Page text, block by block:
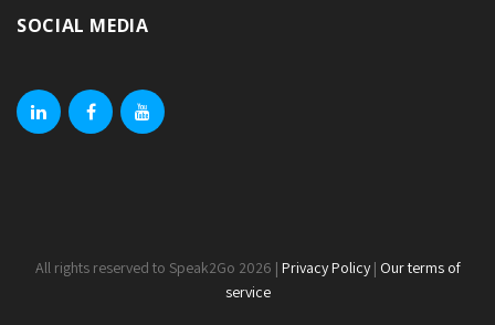
SOCIAL MEDIA
All rights reserved to Speak2Go 2026 | Privacy Policy| Our terms of
service